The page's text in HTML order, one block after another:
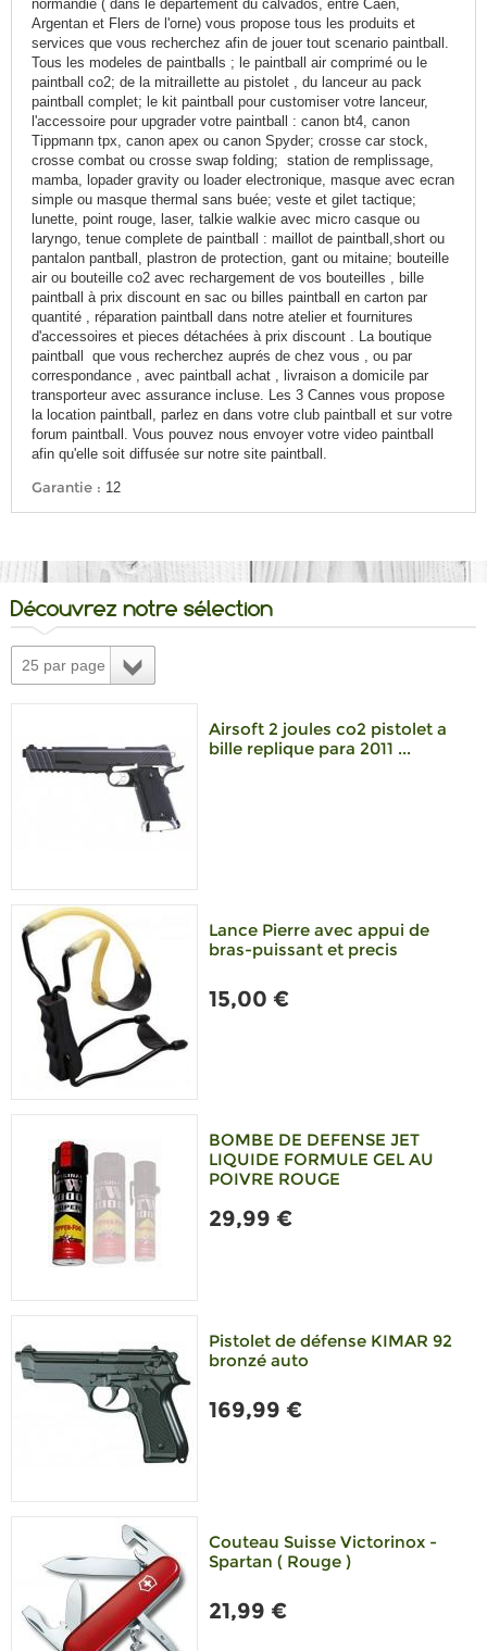
normandie ( dans le departement du calvados, entre Caen,
Argentan et Flers de l'orne) vous propose tous les produits et
services que vous recherchez afin de jouer tout scenario paintball.
Tous les modeles de paintballs ; le paintball air comprimé ou le
paintball co2; de la mitraillette au pistolet , du lanceur au pack
paintball complet; le kit paintball pour customiser votre lanceur,
l'accessoire pour upgrader votre paintball : canon bt4, canon
Tippmann tpx, canon apex ou canon Spyder; crosse car stock,
crosse combat ou crosse swap folding; station de remplissage,
mamba, lopader gravity ou loader electronique, masque avec ecran
simple ou masque thermal sans buée; veste et gilet tactique;
lunette, point rouge, laser, talkie walkie avec micro casque ou
laryngo, tenue complete de paintball : maillot de paintball,short ou
pantalon pantball, plastron de protection, gant ou mitaine; bouteille
air ou bouteille co2 avec rechargement de vos bouteilles , bille
paintball à prix discount en sac ou billes paintball en carton par
quantité , réparation paintball dans notre atelier et fournitures
d'accessoires et pieces détachées à prix discount . La boutique
paintball que vous recherchez auprés de chez vous , ou par
correspondance , avec paintball achat , livraison a domicile par
transporteur avec assurance incluse. Les 3 Cannes vous propose
la location paintball, parlez en dans votre club paintball et sur votre
forum paintball. Vous pouvez nous envoyer votre video paintball
afin qu'elle soit diffusée sur notre site paintball.
Garantie : 12
Découvrez notre sélection
25 par page
Airsoft 2 joules co2 pistolet a
bille replique para 2011 ...
Lance Pierre avec appui de
bras-puissant et precis
15,00 €
BOMBE DE DEFENSE JET
LIQUIDE FORMULE GEL AU
POIVRE ROUGE
29,99 €
Pistolet de défense KIMAR 92
bronzé auto
169,99 €
Couteau Suisse Victorinox -
Spartan ( Rouge )
21,99 €